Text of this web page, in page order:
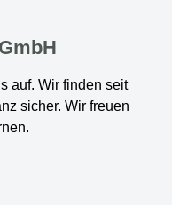
auf. Wir finden seit
sicher. Wir freuen